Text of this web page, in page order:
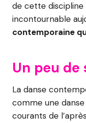
de cette
incontournable
contemporaine
Un peu
La danse
comme une
courants de